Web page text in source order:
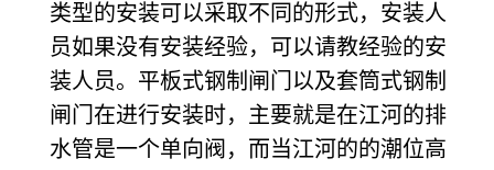
类型的安装可以采取不同的形式，安装人
员如果没有安装经验，可以请教经验的安
装人员。平板式钢制闸门以及套筒式钢制
闸门在进行安装时，主要就是在江河的排
水管是一个单向阀，而当江河的的潮位高